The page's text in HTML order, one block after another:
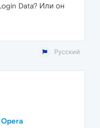
Data? Или он
Русский